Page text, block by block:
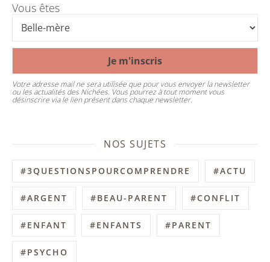
Vous êtes
Votre adresse mail ne sera utilisée que pour vous envoyer la newsletter
ou les actualités des Nichées. Vous pourrez à tout moment vous
désinscrire via le lien présent dans chaque newsletter.
NOS SUJETS
#3QUESTIONSPOURCOMPRENDRE #ACTU
#ARGENT #BEAU-PARENT #CONFLIT
#ENFANT #ENFANTS #PARENT
#PSYCHO